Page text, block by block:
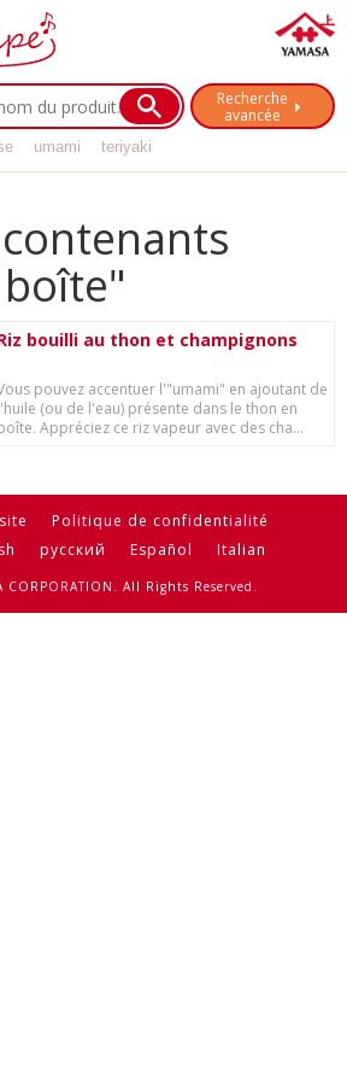
Recherche
avancée
umami teriyaki
bouilli au thon et champignons
pouvez accentuer l'"umami" en ajoutant de
(ou de l'eau) présente dans le thon en
Appréciez ce riz vapeur avec des cha...
Politique de confidentialité
русский Español Italian
CORPORATION. All Rights Reserved.